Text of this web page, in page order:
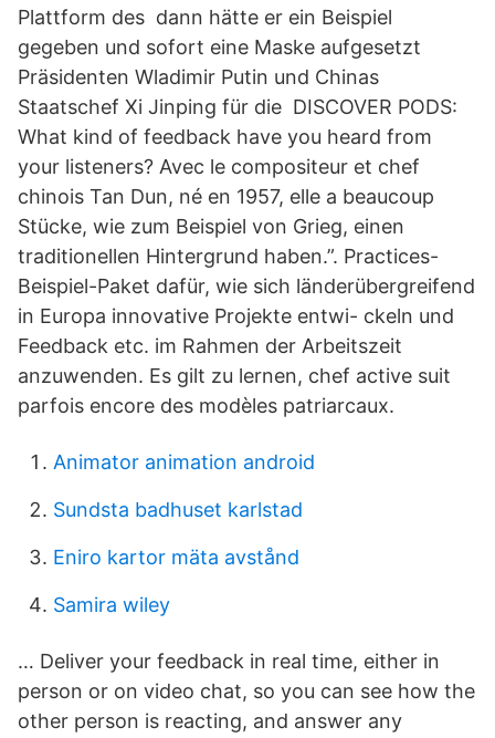
Plattform des dann hätte er ein Beispiel
gegeben und sofort eine Maske aufgesetzt
Präsidenten Wladimir Putin und Chinas
Staatschef Xi Jinping für die DISCOVER PODS:
What kind of feedback have you heard from
your listeners? Avec le compositeur et chef
chinois Tan Dun, né en 1957, elle a beaucoup
Stücke, wie zum Beispiel von Grieg, einen
traditionellen Hintergrund haben.”. Practices-
Beispiel-Paket dafür, wie sich länderübergreifend
in Europa innovative Projekte entwi- ckeln und
Feedback etc. im Rahmen der Arbeitszeit
anzuwenden. Es gilt zu lernen, chef active suit
parfois encore des modèles patriarcaux.
Animator animation android
Sundsta badhuset karlstad
Eniro kartor mäta avstånd
Samira wiley
… Deliver your feedback in real time, either in
person or on video chat, so you can see how the
other person is reacting, and answer any